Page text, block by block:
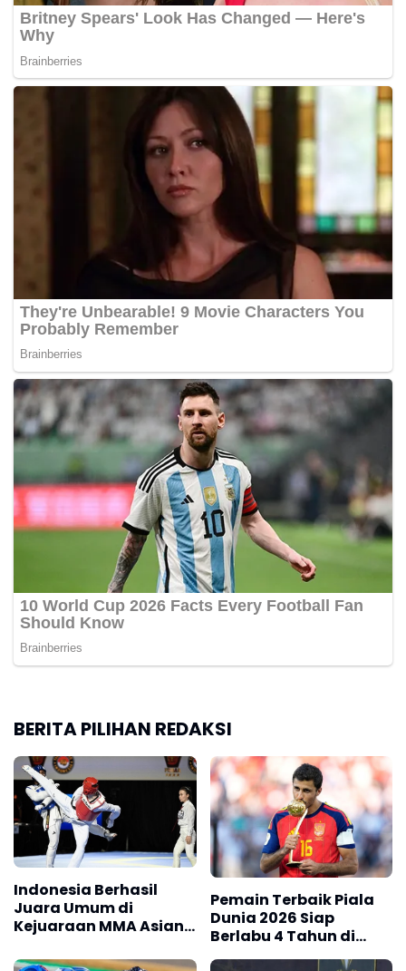
BERITA PILIHAN REDAKSI
Indonesia Berhasil
Juara Umum di
Kejuaraan MMA Asian
Pemain Terbaik Piala
Dunia 2026 Siap
Berlabu 4 Tahun di
Barcelona